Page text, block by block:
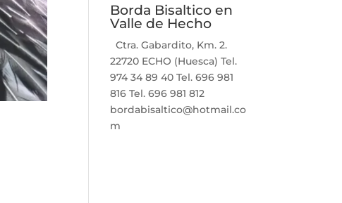
Borda Bisaltico en
Valle de Hecho
Ctra. Gabardito, Km. 2.
22720 ECHO (Huesca) Tel.
974 34 89 40 Tel. 696 981
816 Tel. 696 981 812
bordabisaltico@hotmail.co
m